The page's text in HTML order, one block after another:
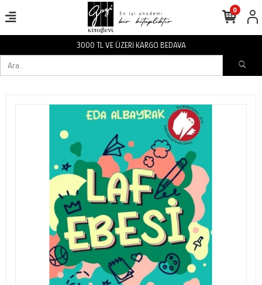
3000 TL VE ÜZERİ KARGO BEDAVA
0